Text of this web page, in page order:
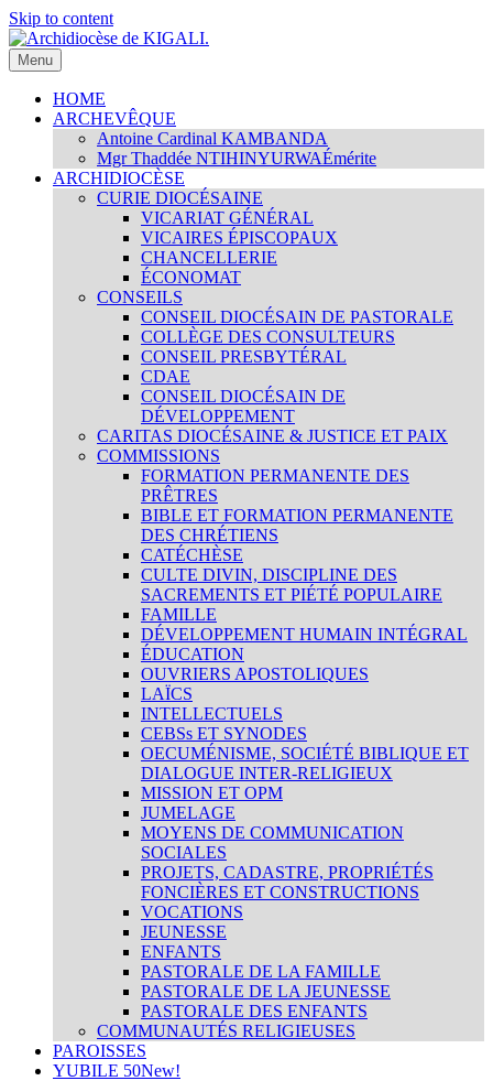
Skip to content
Archidiocèse de KIGALI.
Site internet officiel de l'Archidiocèse Catholique de KIGALI /
RWANDA. Official website of Archdiocese of KIGALI /
RWANDA.
Menu
HOME
ARCHEVÊQUE
Antoine Cardinal KAMBANDA
Mgr Thaddée NTIHINYURWAÉmérite
ARCHIDIOCÈSE
CURIE DIOCÉSAINE
VICARIAT GÉNÉRAL
VICAIRES ÉPISCOPAUX
CHANCELLERIE
ÉCONOMAT
CONSEILS
CONSEIL DIOCÉSAIN DE PASTORALE
COLLÈGE DES CONSULTEURS
CONSEIL PRESBYTÉRAL
CDAE
CONSEIL DIOCÉSAIN DE
DÉVELOPPEMENT
CARITAS DIOCÉSAINE & JUSTICE ET PAIX
COMMISSIONS
FORMATION PERMANENTE DES
PRÊTRES
BIBLE ET FORMATION PERMANENTE
DES CHRÉTIENS
CATÉCHÈSE
CULTE DIVIN, DISCIPLINE DES
SACREMENTS ET PIÉTÉ POPULAIRE
FAMILLE
DÉVELOPPEMENT HUMAIN INTÉGRAL
ÉDUCATION
OUVRIERS APOSTOLIQUES
LAÏCS
INTELLECTUELS
CEBSs ET SYNODES
OECUMÉNISME, SOCIÉTÉ BIBLIQUE ET
DIALOGUE INTER-RELIGIEUX
MISSION ET OPM
JUMELAGE
MOYENS DE COMMUNICATION
SOCIALES
PROJETS, CADASTRE, PROPRIÉTÉS
FONCIÈRES ET CONSTRUCTIONS
VOCATIONS
JEUNESSE
ENFANTS
PASTORALE DE LA FAMILLE
PASTORALE DE LA JEUNESSE
PASTORALE DES ENFANTS
COMMUNAUTÉS RELIGIEUSES
PAROISSES
YUBILE 50New!